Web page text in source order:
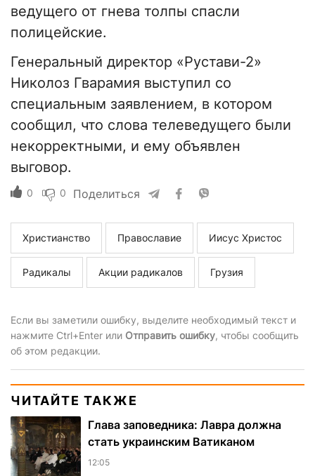
ведущего от гнева толпы спасли
полицейские.
Генеральный директор «Рустави-2»
Николоз Гварамия выступил со
специальным заявлением, в котором
сообщил, что слова телеведущего были
некорректными, и ему объявлен
выговор.
0 0 Поделиться
Христианство Православие Иисус Христос
Радикалы Акции радикалов Грузия
Если вы заметили ошибку, выделите необходимый текст и
нажмите Ctrl+Enter или Отправить ошибку, чтобы сообщить
об этом редакции.
ЧИТАЙТЕ ТАКЖЕ
Глава заповедника: Лавра должна
стать украинским Ватиканом
12:05